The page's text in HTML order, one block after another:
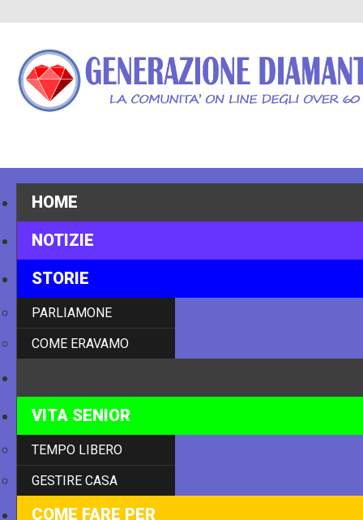
HOME
NOTIZIE
STORIE
PARLIAMONE
COME ERAVAMO
VITA SENIOR
TEMPO LIBERO
GESTIRE CASA
COME FARE PER